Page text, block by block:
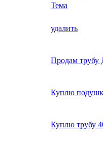
Тема
удалить
Продам трубу
Куплю
Куплю трубу